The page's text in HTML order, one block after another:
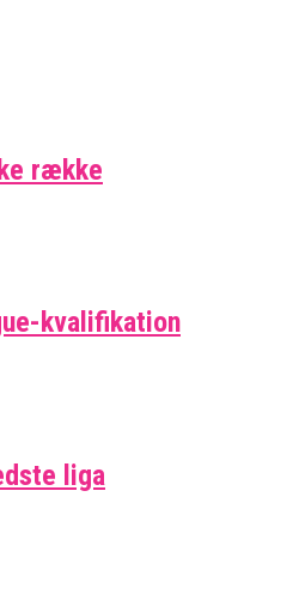
række
kvalifikation
liga